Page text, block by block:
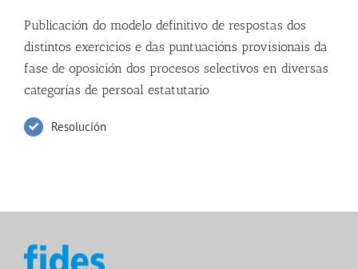
Publicación do modelo definitivo de respostas dos
distintos exercicios e das puntuacións provisionais da
fase de oposición dos procesos selectivos en diversas
categorías de persoal estatutario
Resolución